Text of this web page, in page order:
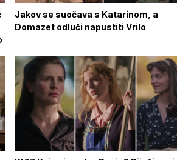
Jakov se suočava s Katarinom, a
Domazet odluči napustiti Vrilo